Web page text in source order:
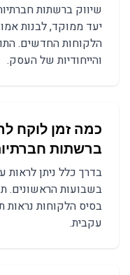
שיווק ברשתות
יעד ממוקד, לבנות
הלקוחות החדשים.
והייחודיות של העסק.
כמה זמן לוקח
ברשתות
בדרך כלל ניתן לראות
בשבועות הראשונים.
עקבית.